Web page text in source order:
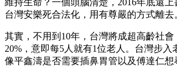
維持生命？一個頭腦清楚，2016年底還
台灣安樂死合法化，用有尊嚴的方式離去
其實，不用到10年，台灣將成超高齡社會
20%，意即每5人就有1位老人。台灣步入
像平鑫濤是否需要插鼻胃管以及傅達仁想